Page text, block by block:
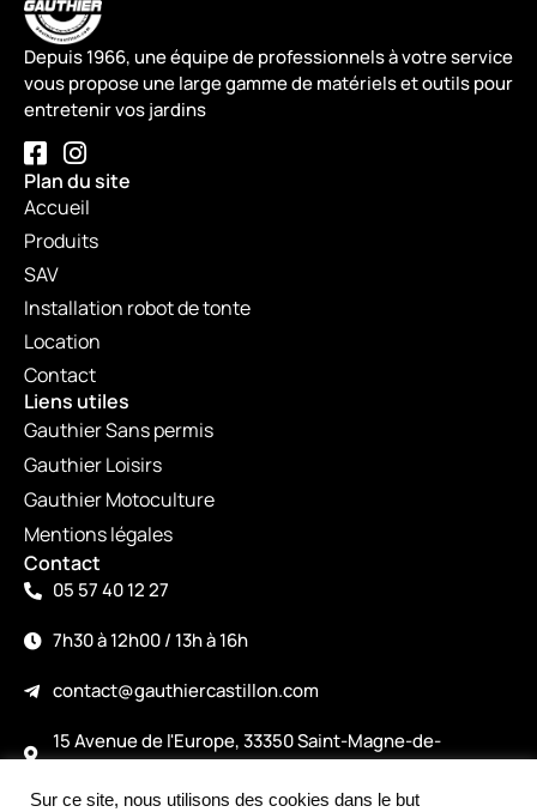
Depuis 1966, une équipe de professionnels à votre service
vous propose une large gamme de matériels et outils pour
entretenir vos jardins
Plan du site
Accueil
Produits
SAV
Installation robot de tonte
Location
Contact
Liens utiles
Gauthier Sans permis
Gauthier Loisirs
Gauthier Motoculture
Mentions légales
Contact
05 57 40 12 27
7h30 à 12h00 / 13h à 16h
contact@gauthiercastillon.com
15 Avenue de l'Europe, 33350 Saint-Magne-de-
Castillon
Sur ce site, nous utilisons des cookies dans le but